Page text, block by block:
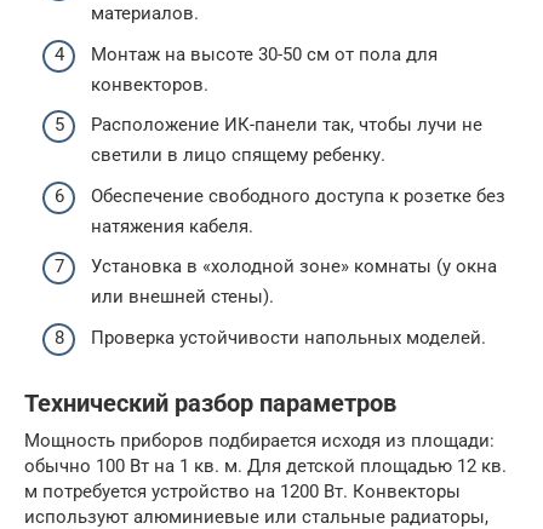
материалов.
Монтаж на высоте 30-50 см от пола для
конвекторов.
Расположение ИК-панели так, чтобы лучи не
светили в лицо спящему ребенку.
Обеспечение свободного доступа к розетке без
натяжения кабеля.
Установка в «холодной зоне» комнаты (у окна
или внешней стены).
Проверка устойчивости напольных моделей.
Технический разбор параметров
Мощность приборов подбирается исходя из площади:
обычно 100 Вт на 1 кв. м. Для детской площадью 12 кв.
м потребуется устройство на 1200 Вт. Конвекторы
используют алюминиевые или стальные радиаторы,